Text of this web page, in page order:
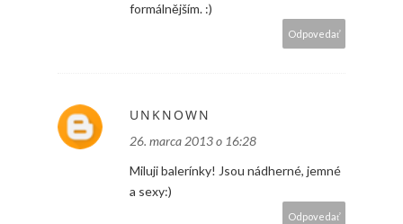
formálnějším. :)
Odpovedať
UNKNOWN
26. marca 2013 o 16:28
Miluji balerínky! Jsou nádherné, jemné
a sexy:)
Odpovedať